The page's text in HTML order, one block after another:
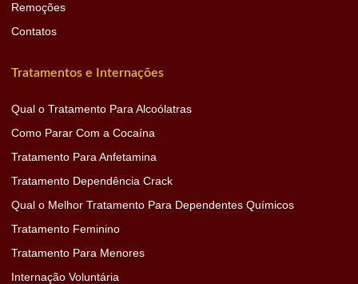
Remoções
Contatos
Tratamentos e Internações
Qual o Tratamento Para Alcoólatras
Como Parar Com a Cocaína
Tratamento Para Anfetamina
Tratamento Dependência Crack
Qual o Melhor Tratamento Para Dependentes Químicos
Tratamento Feminino
Tratamento Para Menores
Internação Voluntária